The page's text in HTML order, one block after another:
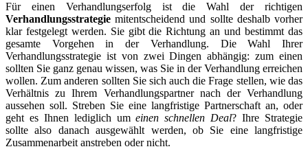
Für einen Verhandlungserfolg ist die Wahl der richtigen
Verhandlungsstrategie mitentscheidend und sollte deshalb vorher
klar festgelegt werden. Sie gibt die Richtung an und bestimmt das
gesamte Vorgehen in der Verhandlung. Die Wahl Ihrer
Verhandlungsstrategie ist von zwei Dingen abhängig: zum einen
sollten Sie ganz genau wissen, was Sie in der Verhandlung erreichen
wollen. Zum anderen sollten Sie sich auch die Frage stellen, wie das
Verhältnis zu Ihrem Verhandlungspartner nach der Verhandlung
aussehen soll. Streben Sie eine langfristige Partnerschaft an, oder
geht es Ihnen lediglich umeinen schnellen Deal? Ihre Strategie
sollte also danach ausgewählt werden, ob Sie eine langfristige
Zusammenarbeit anstreben oder nicht.